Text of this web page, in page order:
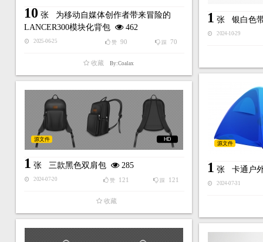
10 张 为移动自媒体创作者带来冒险的
LANCER300模块化背包
462
2025-06-25 踩 70
赞 90
收藏 By:Coalax
1 张 银白色
2024-10-29
源文件
1 张 卡通户
2024-07-31
HD
源文件
1 张 三款黑色双肩包 285
2024-07-20 踩 121
赞 121
收藏